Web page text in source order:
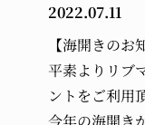
2022.07.11
【海開きのお
平素よりリブ
ントをご利用
今年の海開き